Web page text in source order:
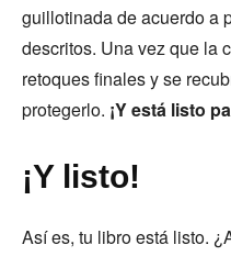
guillotinada de acuerdo a
descritos. Una vez que la
retoques finales y se
protegerlo. ¡Y está listo
¡Y listo!
Así es, tu libro está listo.